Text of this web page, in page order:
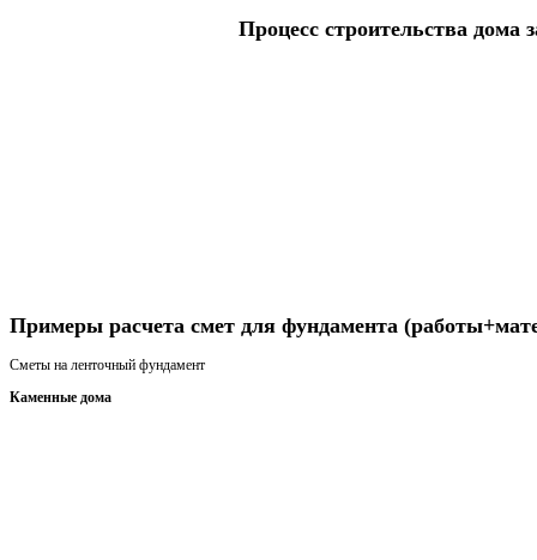
Процесс строительства дома
Примеры расчета смет для фундамента
Сметы на ленточный фундамент
Каменные дома